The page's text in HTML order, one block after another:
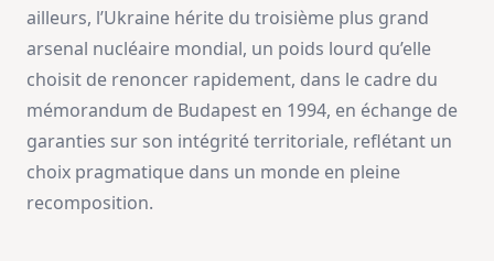
ailleurs, l’Ukraine hérite du troisième plus grand
arsenal nucléaire mondial, un poids lourd qu’elle
choisit de renoncer rapidement, dans le cadre du
mémorandum de Budapest en 1994, en échange de
garanties sur son intégrité territoriale, reflétant un
choix pragmatique dans un monde en pleine
recomposition.